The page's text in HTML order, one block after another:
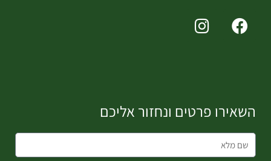
F
a
o
k
I
n
r
a
השאירו פרטים ונחזור אליכם